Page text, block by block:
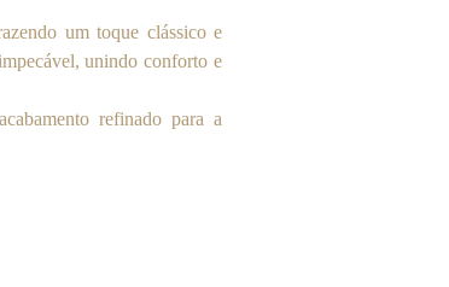
um toque clássico e
unindo conforto e
refinado para a